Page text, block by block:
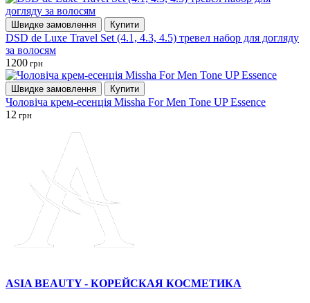
Швидке замовлення Купити
DSD de Luxe Travel Set (4.1, 4.3, 4.5) тревел набор для догляду
за волосям
1200 грн
Швидке замовлення Купити
Чоловіча крем-есенція Missha For Men Tone UP Essence
12 грн
ASIA BEAUTY - КОРЕЙСКАЯ КОСМЕТИКА